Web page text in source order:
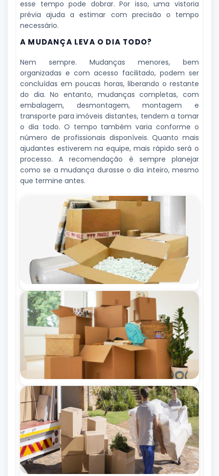
esse tempo pode dobrar. Por isso, uma vistoria
prévia ajuda a estimar com precisão o tempo
necessário.
A MUDANÇA LEVA O DIA TODO?
Nem sempre. Mudanças menores, bem
organizadas e com acesso facilitado, podem ser
concluídas em poucas horas, liberando o restante
do dia. No entanto, mudanças completas, com
embalagem, desmontagem, montagem e
transporte para imóveis distantes, tendem a tomar
o dia todo. O tempo também varia conforme o
número de profissionais disponíveis. Quanto mais
ajudantes estiverem na equipe, mais rápido será o
processo. A recomendação é sempre planejar
como se a mudança durasse o dia inteiro, mesmo
que termine antes.